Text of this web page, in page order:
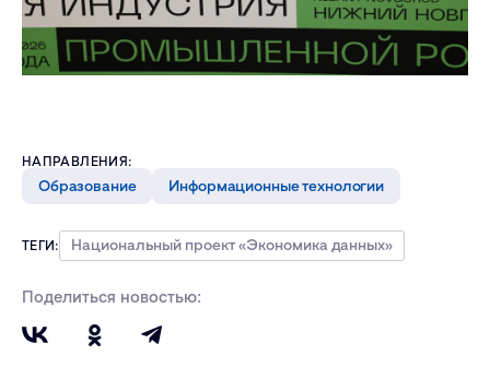
НАПРАВЛЕНИЯ:
Образование Информационные технологии
ТЕГИ: Национальный проект «Экономика данных»
Поделиться новостью: